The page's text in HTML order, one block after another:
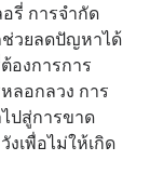
รี่ การจำกัด
ช่วยลดปัญหาได้
องการการ
อกลวง การ
ปสู่การขาด
งเพื่อไม่ให้เกิด